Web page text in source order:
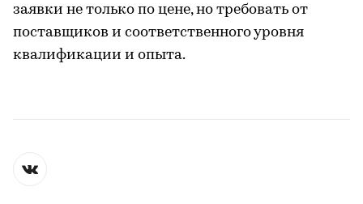
заявки не только по цене, но требовать от
поставщиков и соответственного уровня
квалификации и опыта.